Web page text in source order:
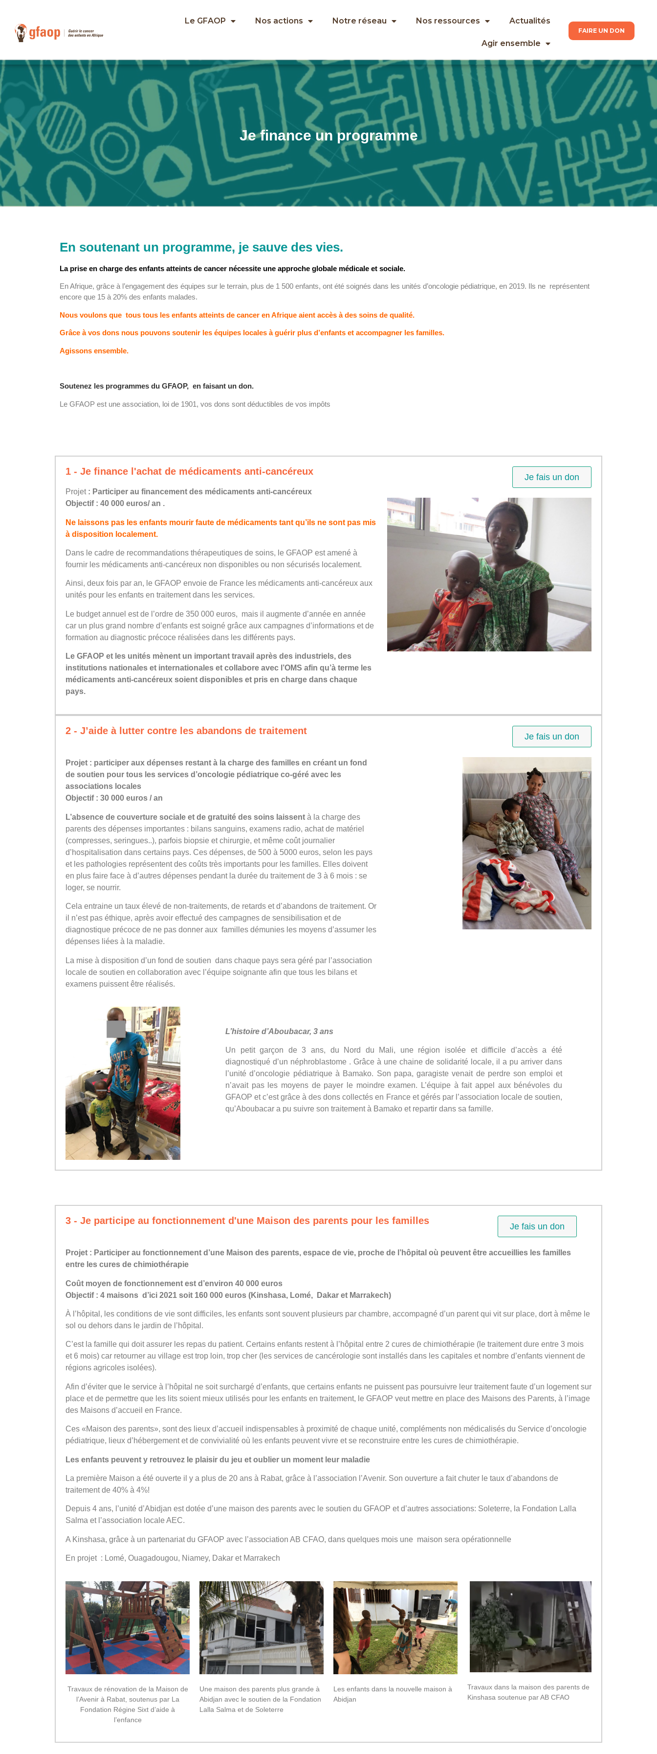
Le GFAOP Nos actions Notre réseau Nos ressources Actualités
Agir ensemble
FAIRE UN DON
Je finance un programme
En soutenant un programme, je sauve des vies.
La prise en charge des enfants atteints de cancer nécessite une approche globale médicale et sociale.
En Afrique, grâce à l’engagement des équipes sur le terrain, plus de 1 500 enfants, ont été soignés dans les unités d’oncologie pédiatrique, en 2019. Ils ne représentent
encore que 15 à 20% des enfants malades.
Nous voulons que tous tous les enfants atteints de cancer en Afrique aient accès à des soins de qualité.
Grâce à vos dons nous pouvons soutenir les équipes locales à guérir plus d’enfants et accompagner les familles.
Agissons ensemble.
Soutenez les programmes du GFAOP, en faisant un don.
Le GFAOP est une association, loi de 1901, vos dons sont déductibles de vos impôts
1 - Je finance l'achat de médicaments anti-cancéreux
Projet: Participer au financement des médicaments anti-cancéreux
Objectif : 40 000 euros/ an .
Ne laissons pas les enfants mourir faute de médicaments tant qu’ils ne sont pas mis
à disposition localement.
Dans le cadre de recommandations thérapeutiques de soins, le GFAOP est amené à
fournir les médicaments anti-cancéreux non disponibles ou non sécurisés localement.
Ainsi, deux fois par an, le GFAOP envoie de France les médicaments anti-cancéreux aux
unités pour les enfants en traitement dans les services.
Le budget annuel est de l’ordre de 350 000 euros, mais il augmente d’année en année
car un plus grand nombre d’enfants est soigné grâce aux campagnes d’informations et de
formation au diagnostic précoce réalisées dans les différents pays.
Le GFAOP et les unités mènent un important travail après des industriels, des
institutions nationales et internationales et collabore avec l’OMS afin qu’à terme les
médicaments anti-cancéreux soient disponibles et pris en charge dans chaque
pays.
Je fais un don
2 - J’aide à lutter contre les abandons de traitement
Je fais un don
Projet : participer aux dépenses restant à la charge des familles en créant un fond
de soutien pour tous les services d’oncologie pédiatrique co-géré avec les
associations locales
Objectif : 30 000 euros / an
L’absence de couverture sociale et de gratuité des soins laissent à la charge des
parents des dépenses importantes : bilans sanguins, examens radio, achat de matériel
(compresses, seringues..), parfois biopsie et chirurgie, et même coût journalier
d’hospitalisation dans certains pays. Ces dépenses, de 500 à 5000 euros, selon les pays
et les pathologies représentent des coûts très importants pour les familles. Elles doivent
en plus faire face à d’autres dépenses pendant la durée du traitement de 3 à 6 mois : se
loger, se nourrir.
Cela entraine un taux élevé de non-traitements, de retards et d’abandons de traitement. Or
il n’est pas éthique, après avoir effectué des campagnes de sensibilisation et de
diagnostique précoce de ne pas donner aux familles démunies les moyens d’assumer les
dépenses liées à la maladie.
La mise à disposition d’un fond de soutien dans chaque pays sera géré par l’association
locale de soutien en collaboration avec l’équipe soignante afin que tous les bilans et
examens puissent être réalisés.
L’histoire d’Aboubacar, 3 ans
Un petit garçon de 3 ans, du Nord du Mali, une région isolée et difficile d’accès a été
diagnostiqué d’un néphroblastome . Grâce à une chaine de solidarité locale, il a pu arriver dans
l’unité d’oncologie pédiatrique à Bamako. Son papa, garagiste venait de perdre son emploi et
n’avait pas les moyens de payer le moindre examen. L’équipe à fait appel aux bénévoles du
GFAOP et c’est grâce à des dons collectés en France et gérés par l’association locale de soutien,
qu’Aboubacar a pu suivre son traitement à Bamako et repartir dans sa famille.
3 - Je participe au fonctionnement d'une Maison des parents pour les familles
Je fais un don
Projet : Participer au fonctionnement d’une Maison des parents, espace de vie, proche de l’hôpital où peuvent être accueillies les familles
entre les cures de chimiothérapie
Coût moyen de fonctionnement est d’environ 40 000 euros
Objectif : 4 maisons d’ici 2021 soit 160 000 euros (Kinshasa, Lomé, Dakar et Marrakech)
À l’hôpital, les conditions de vie sont difficiles, les enfants sont souvent plusieurs par chambre, accompagné d’un parent qui vit sur place, dort à même le
sol ou dehors dans le jardin de l’hôpital.
C’est la famille qui doit assurer les repas du patient. Certains enfants restent à l’hôpital entre 2 cures de chimiothérapie (le traitement dure entre 3 mois
et 6 mois) car retourner au village est trop loin, trop cher (les services de cancérologie sont installés dans les capitales et nombre d’enfants viennent de
régions agricoles isolées).
Afin d’éviter que le service à l’hôpital ne soit surchargé d’enfants, que certains enfants ne puissent pas poursuivre leur traitement faute d’un logement sur
place et de permettre que les lits soient mieux utilisés pour les enfants en traitement, le GFAOP veut mettre en place des Maisons des Parents, à l’image
des Maisons d’accueil en France.
Ces «Maison des parents», sont des lieux d’accueil indispensables à proximité de chaque unité, compléments non médicalisés du Service d’oncologie
pédiatrique, lieux d’hébergement et de convivialité où les enfants peuvent vivre et se reconstruire entre les cures de chimiothérapie.
Les enfants peuvent y retrouvez le plaisir du jeu et oublier un moment leur maladie
La première Maison a été ouverte il y a plus de 20 ans à Rabat, grâce à l’association l’Avenir. Son ouverture a fait chuter le taux d’abandons de
traitement de 40% à 4%!
Depuis 4 ans, l’unité d’Abidjan est dotée d’une maison des parents avec le soutien du GFAOP et d’autres associations: Soleterre, la Fondation Lalla
Salma et l’association locale AEC.
A Kinshasa, grâce à un partenariat du GFAOP avec l’association AB CFAO, dans quelques mois une maison sera opérationnelle
En projet : Lomé, Ouagadougou, Niamey, Dakar et Marrakech
Travaux de rénovation de la Maison de
l’Avenir à Rabat, soutenus par La
Fondation Régine Sixt d’aide à
l’enfance
Une maison des parents plus grande à
Abidjan avec le soutien de la Fondation
Lalla Salma et de Soleterre
Les enfants dans la nouvelle maison à
Abidjan
Travaux dans la maison des parents de
Kinshasa soutenue par AB CFAO